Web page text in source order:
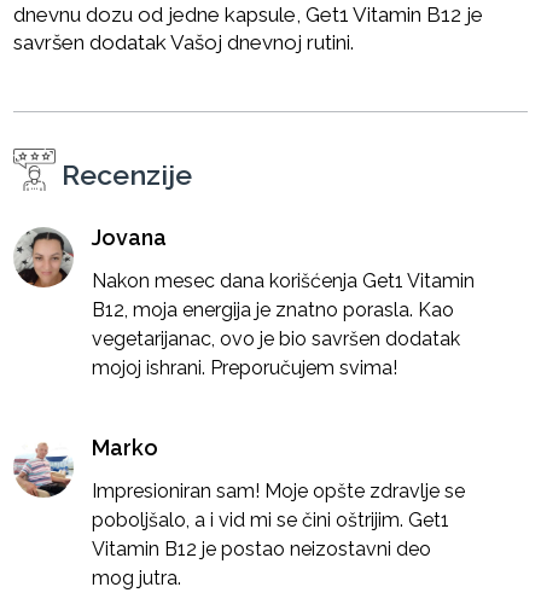
dnevnu dozu od jedne kapsule, Get1 Vitamin B12 je
savršen dodatak Vašoj dnevnoj rutini.
Recenzije
Jovana
Nakon mesec dana korišćenja Get1 Vitamin
B12, moja energija je znatno porasla. Kao
vegetarijanac, ovo je bio savršen dodatak
mojoj ishrani. Preporučujem svima!
Marko
Impresioniran sam! Moje opšte zdravlje se
poboljšalo, a i vid mi se čini oštrijim. Get1
Vitamin B12 je postao neizostavni deo
mog jutra.